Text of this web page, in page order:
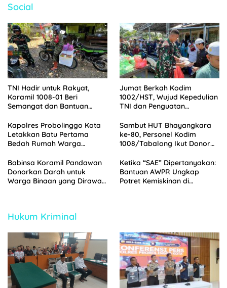
Social
TNI Hadir untuk Rakyat,
Koramil 1008-01 Beri
Semangat dan Bantuan
Jumat Berkah Kodim
1002/HST, Wujud Kepedulian
TNI dan Penguatan
Kapolres Probolinggo Kota
Letakkan Batu Pertama
Bedah Rumah Warga
HUT Bhayangkara ke-80
Sambut HUT Bhayangkara
ke-80, Personel Kodim
1008/Tabalong Ikut Donor
Babinsa Koramil Pandawan
Donorkan Darah untuk
Warga Binaan yang Dirawat
Ketika “SAE” Dipertanyakan:
Bantuan AWPR Ungkap
Potret Kemiskinan di
Hukum Kriminal